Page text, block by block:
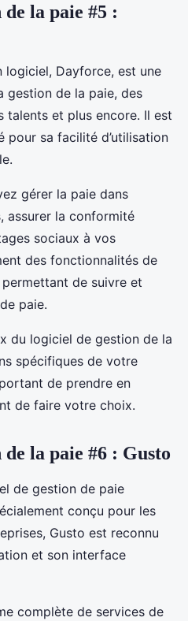
la paie #5 :
logiciel, Dayforce, est une
gestion de la paie, des
talents et plus encore. Il est
pour sa facilité d’utilisation
gérer la paie dans
assurer la conformité
sociaux à vos
des fonctionnalités de
de suivre et
paie.
du logiciel de gestion de la
spécifiques de votre
de prendre en
de faire votre choix.
la paie #6 : Gusto
de gestion de paie
conçu pour les
Gusto est reconnu
et son interface
complète de services de